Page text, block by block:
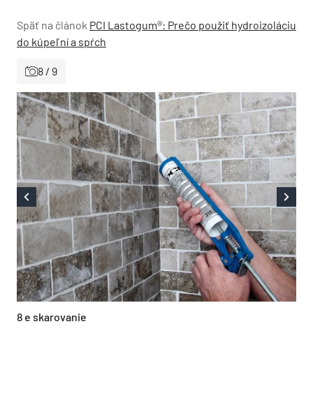
Späť na článok PCI Lastogum®: Prečo použiť hydroizoláciu
do kúpeľní a spŕch
8 / 9
8 e skarovanie